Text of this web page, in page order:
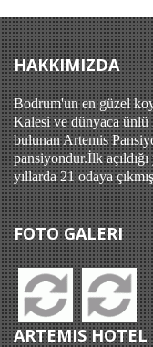
HAKKIMIZDA
Bodrum'un en güzel
Kalesi ve dünyaca ünlü
bulunan Artemis
pansiyondur.İlk
yıllarda 21 odaya
FOTO GALERI
ARTEMIS